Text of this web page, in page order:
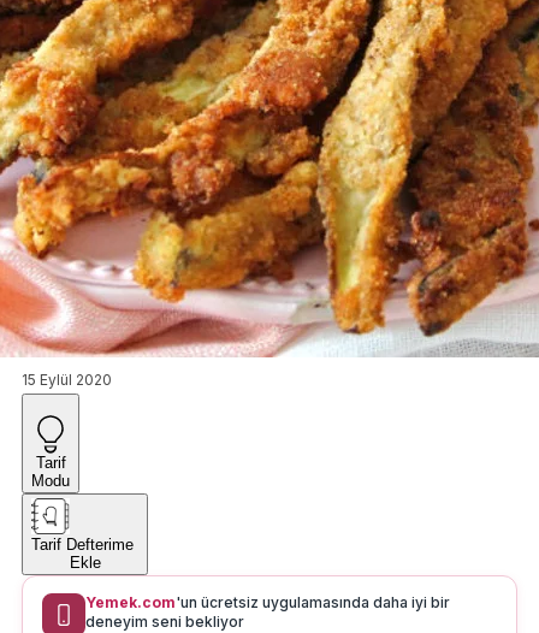
15 Eylül 2020
Tarif
Modu
Tarif Defterime
Ekle
Yemek.com'un ücretsiz uygulamasında daha iyi bir
deneyim seni bekliyor